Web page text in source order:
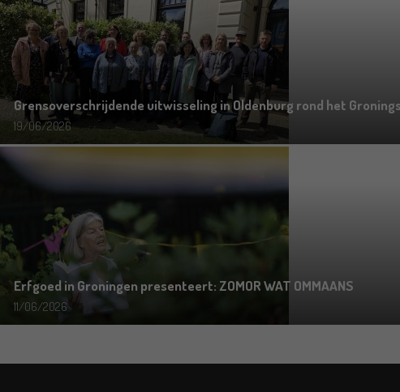
Grensoverschrijdende uitwisseling in Oldenburg rond het
19/06/2026
Erfgoed in Groningen presenteert: ZOMOR WAT OMMAANS
11/06/2026